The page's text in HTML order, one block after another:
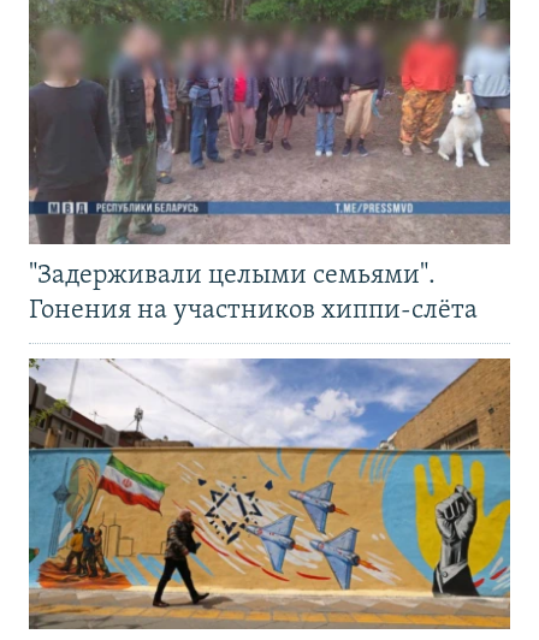
"Задерживали целыми семьями".
Гонения на участников хиппи-слёта